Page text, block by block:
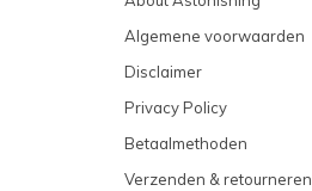
Algemene voorwaarden
Disclaimer
Privacy Policy
Betaalmethoden
Verzenden & retourneren